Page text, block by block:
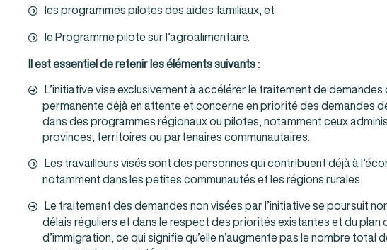
les programmes pilotes des aides familiaux, et
le Programme pilote sur l’agroalimentaire.
Il est essentiel de retenir les éléments suivants :
L’initiative vise exclusivement à accélérer le traitement de
permanente déjà en attente et concerne en priorité des demandes
dans des programmes régionaux ou pilotes, notamment ceux
provinces, territoires ou partenaires communautaires.
Les travailleurs visés sont des personnes qui contribuent déjà à
notamment dans les petites communautés et les régions rurales.
Le traitement des demandes non visées par l’initiative se poursuit
délais réguliers et dans le respect des priorités existantes et du plan
d’immigration, ce qui signifie qu’elle n’augmente pas le nombre total